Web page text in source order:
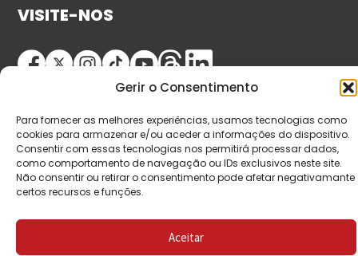
Gerir o Consentimento
Para fornecer as melhores experiências, usamos tecnologias como
cookies para armazenar e/ou aceder a informações do dispositivo.
Consentir com essas tecnologias nos permitirá processar dados,
como comportamento de navegação ou IDs exclusivos neste site.
Não consentir ou retirar o consentimento pode afetar negativamante
certos recursos e funções.
Aceitar
VISITE-NOS
© Copyright 2026 Saída de Emergência. Todos os
direitos reservados.